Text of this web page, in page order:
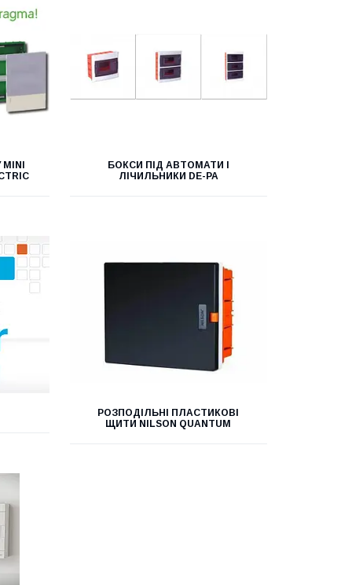
БОКСИ ПІД АВТОМАТИ І
ЛІЧИЛЬНИКИ DE-PA
РОЗПОДІЛЬНІ ПЛАСТИКОВІ
ЩИТИ NILSON QUANTUM